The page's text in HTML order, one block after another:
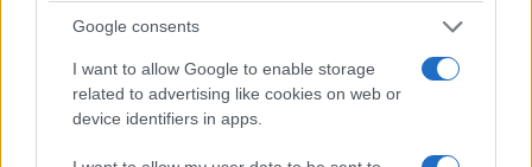
Google consents
I want to allow Google to enable storage
related to advertising like cookies on web or
device identifiers in apps.
11. Monasterio de los Jerónimos
Uno de los edificios más impresionantes de
Portugal, el Monasterio de los Jerónimos se
encuentra a orillas del río Tajo en el distrito de